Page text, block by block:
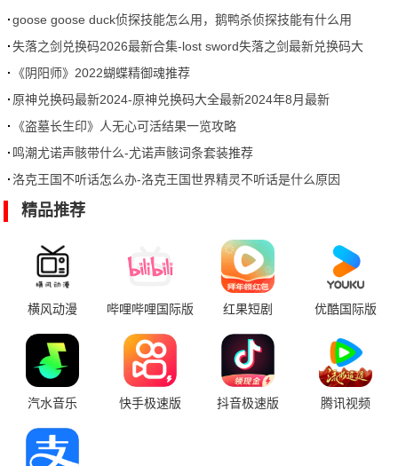
goose goose duck侦探技能怎么用，鹅鸭杀侦探技能有什么用
失落之剑兑换码2026最新合集-lost sword失落之剑最新兑换码大
全《阴阳师》2022蝴蝶精御魂推荐
原神兑换码最新2024-原神兑换码大全最新2024年8月最新
《盗墓长生印》人无心可活结果一览攻略
鸣潮尤诺声骸带什么-尤诺声骸词条套装推荐
洛克王国不听话怎么办-洛克王国世界精灵不听话是什么原因
精品推荐
横风动漫 哔哩哔哩国际版 红果短剧 优酷国际版
汽水音乐 快手极速版 抖音极速版 腾讯视频